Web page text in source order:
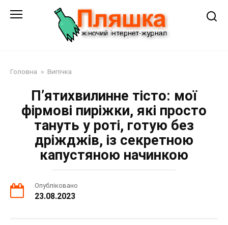
Головна » Випічка
П’ятихвилинне тісто: мої
фірмові пиріжки, які просто
тануть у роті, готую без
дріжджів, із секретною
капустяною начинкою
Опубліковано
23.08.2023